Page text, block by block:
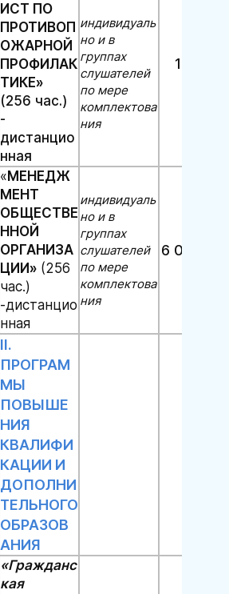
ИСТ ПО
ПРОТИВОП
ОЖАРНОЙ
ПРОФИЛАК
ТИКЕ»
(256 час.)
-
дистанцио
нная
индивидуаль
но и в
группах
слушателей
по мере
комплектова
ния
10 000
« МЕНЕДЖ
МЕНТ
ОБЩЕСТВЕ
ННОЙ
ОРГАНИЗА
ЦИИ» (256
час.)
-дистанцио
нная
индивидуаль
но и в
группах
слушателей
по мере
комплектова
ния
6 000
II.
ПРОГРАМ
МЫ
ПОВЫШЕ
НИЯ
КВАЛИФИ
КАЦИИ И
ДОПОЛНИ
ТЕЛЬНОГО
ОБРАЗОВ
АНИЯ
«Гражданс
кая